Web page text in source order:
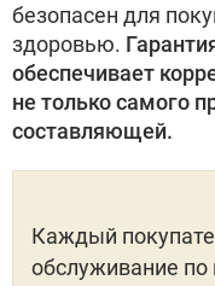
безопасен для
здоровью.
обеспечивает
не только самого
составляющей.
Каждый
обслуживание по